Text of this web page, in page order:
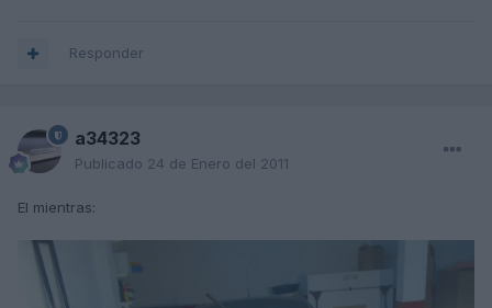
Responder
a34323
Publicado 24 de Enero del 2011
El mientras: